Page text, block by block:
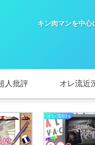
キン肉マンを中心
人批評 オレ流近
オレ流80's